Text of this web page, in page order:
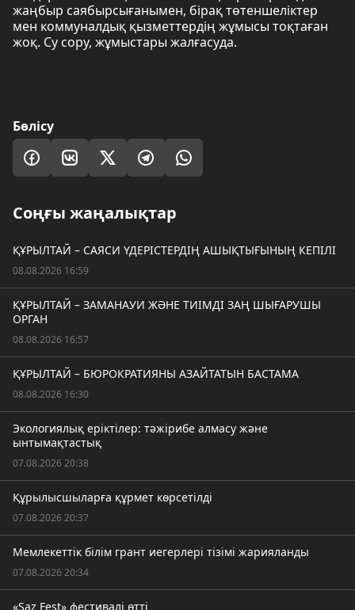
жаңбыр саябырсығанымен, бірақ төтеншеліктер
мен коммуналдық қызметтердің жұмысы тоқтаған
жоқ. Су сору, жұмыстары жалғасуда.
Бөлісу
Соңғы жаңалықтар
ҚҰРЫЛТАЙ – САЯСИ ҮДЕРІСТЕРДІҢ АШЫҚТЫҒЫНЫҢ КЕПІЛІ
08.08.2026 16:59
ҚҰРЫЛТАЙ – ЗАМАНАУИ ЖӘНЕ ТИІМДІ ЗАҢ ШЫҒАРУШЫ
ОРГАН
08.08.2026 16:57
ҚҰРЫЛТАЙ – БЮРОКРАТИЯНЫ АЗАЙТАТЫН БАСТАМА
08.08.2026 16:30
Экологиялық еріктілер: тәжірибе алмасу және
ынтымақтастық
07.08.2026 20:38
Құрылысшыларға құрмет көрсетілді
07.08.2026 20:37
Мемлекеттік білім грант иегерлері тізімі жарияланды
07.08.2026 20:34
«Saz Fest» фестивалі өтті